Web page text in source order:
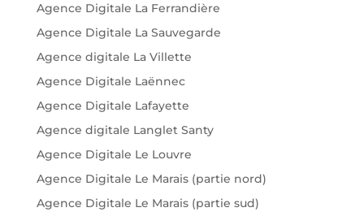
Agence Digitale La Ferrandière
Agence Digitale La Sauvegarde
Agence digitale La Villette
Agence Digitale Laënnec
Agence Digitale Lafayette
Agence digitale Langlet Santy
Agence Digitale Le Louvre
Agence Digitale Le Marais (partie nord)
Agence Digitale Le Marais (partie sud)